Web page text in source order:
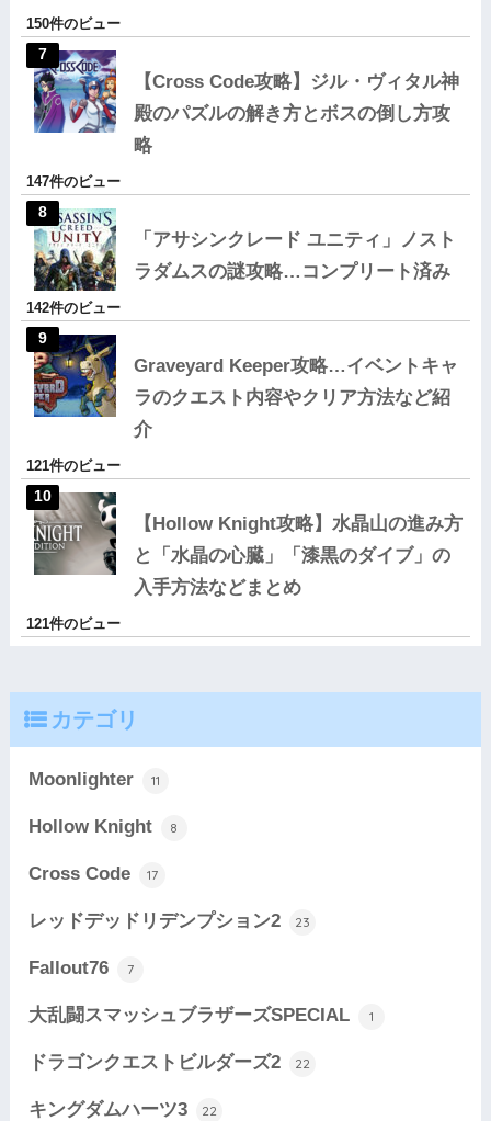
150件のビュー
【Cross Code攻略】ジル・ヴィタル神
殿のパズルの解き方とボスの倒し方攻
略
147件のビュー
「アサシンクレード ユニティ」ノスト
ラダムスの謎攻略…コンプリート済み
142件のビュー
Graveyard Keeper攻略…イベントキャ
ラのクエスト内容やクリア方法など紹
介
121件のビュー
【Hollow Knight攻略】水晶山の進み方
と「水晶の心臓」「漆黒のダイブ」の
入手方法などまとめ
121件のビュー
カテゴリ
Moonlighter 11
Hollow Knight 8
Cross Code 17
レッドデッドリデンプション2 23
Fallout76 7
大乱闘スマッシュブラザーズSPECIAL 1
ドラゴンクエストビルダーズ2 22
キングダムハーツ3 22